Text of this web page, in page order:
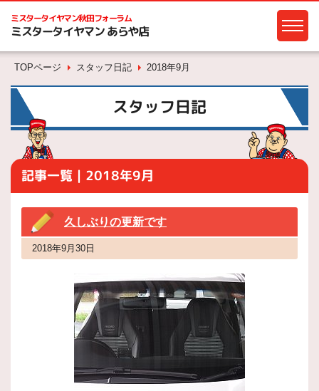
ミスタータイヤマン秋田フォーラム
ミスタータイヤマン あらや店
TOPページ スタッフ日記 2018年9月
スタッフ日記
記事一覧｜2018年9月
久しぶりの更新です
2018年9月30日